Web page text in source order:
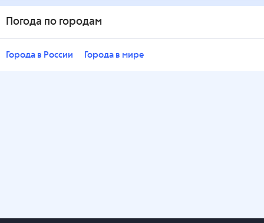
Погода по городам
Города в России Города в мире